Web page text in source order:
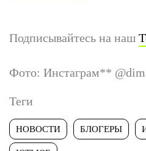
Подписывайтесь на наш
Фото: Инстаграм**
Теги
НОВОСТИ БЛОГЕРЫ